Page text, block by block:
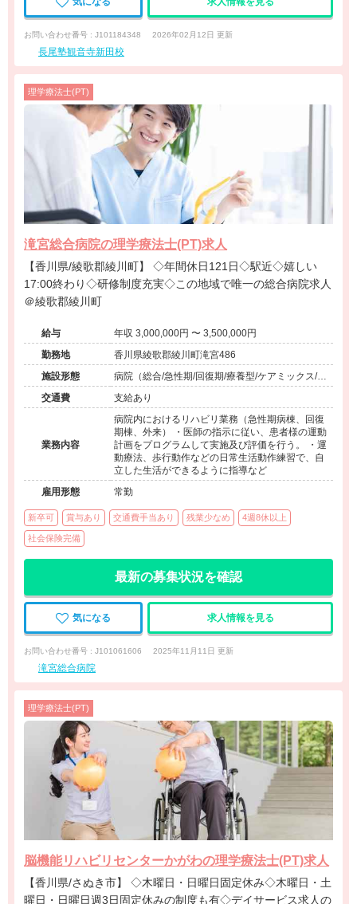
お問い合わせ番号 : J101184348 2026年02月12日 更新
長尾塾観音寺新田校
理学療法士(PT)
滝宮総合病院の理学療法士(PT)求人
【香川県/綾歌郡綾川町】 ◇年間休日121日◇駅近◇嬉しい
17:00終わり◇研修制度充実◇この地域で唯一の総合病院求人
＠綾歌郡綾川町
給与
年収 3,000,000円 〜 3,500,000円
勤務地
香川県綾歌郡綾川町滝宮486
施設形態
病院（総合/急性期/回復期/療養型/ケアミックス/外
来）、その他（その他）
交通費 支給あり
業務内容
病院内におけるリハビリ業務（急性期病棟、回復
期棟、外来） ・医師の指示に従い、患者様の運動
計画をプログラムして実施及び評価を行う。 ・運
動療法、歩行動作などの日常生活動作練習で、自
立した生活ができるように指導など
雇用形態
常勤
新卒可 賞与あり 交通費手当あり 残業少なめ 4週8休以上
社会保険完備
最新の募集状況を確認
気になる 求人情報を見る
お問い合わせ番号 : J101061606 2025年11月11日 更新
滝宮総合病院
理学療法士(PT)
脳機能リハビリセンターかがわの理学療法士(PT)求人
【香川県/さぬき市】 ◇木曜日・日曜日固定休み◇木曜日・土
曜日・日曜日週3日固定休みの制度も有◇デイサービス求人の